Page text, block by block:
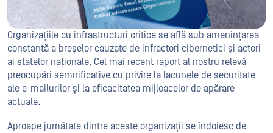
Organizațiile cu infrastructuri critice se află sub amenințarea
constantă a breșelor cauzate de infractori cibernetici și actori
ai statelor naționale. Cel mai recent raport al nostru relevă
preocupări semnificative cu privire la lacunele de securitate
ale e-mailurilor și la eficacitatea mijloacelor de apărare
actuale.
Aproape jumătate dintre aceste organizații se îndoiesc de